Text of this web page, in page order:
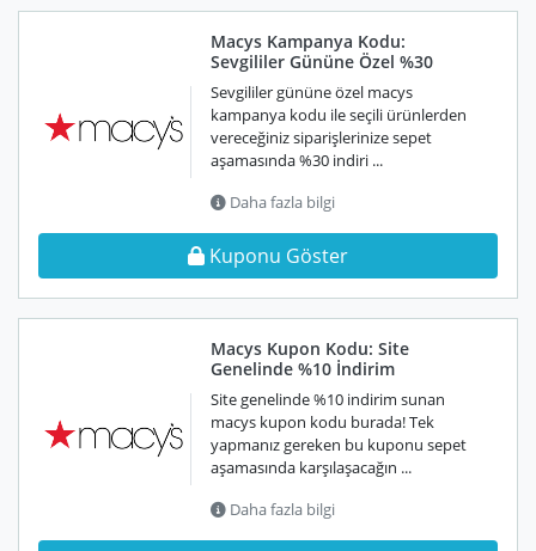
Macys Kampanya Kodu:
Sevgililer Gününe Özel %30
Sevgililer gününe özel macys
kampanya kodu ile seçili ürünlerden
vereceğiniz siparişlerinize sepet
aşamasında %30 indiri ...
Daha fazla bilgi
Kuponu Göster
Macys Kupon Kodu: Site
Genelinde %10 İndirim
Site genelinde %10 indirim sunan
macys kupon kodu burada! Tek
yapmanız gereken bu kuponu sepet
aşamasında karşılaşacağın ...
Daha fazla bilgi